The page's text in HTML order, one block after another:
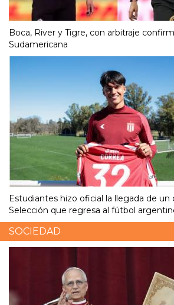
Boca, River y Tigre, con arbitraje
Sudamericana
Estudiantes hizo oficial la llegada de un
Selección que regresa al fútbol
SOCIEDAD